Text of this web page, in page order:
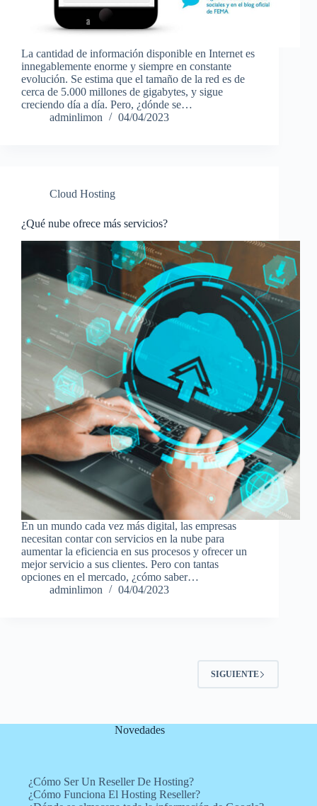
La cantidad de información disponible en Internet es
innegablemente enorme y siempre en constante
evolución. Se estima que el tamaño de la red es de
cerca de 5.000 millones de gigabytes, y sigue
creciendo día a día. Pero, ¿dónde se…
adminlimon
04/04/2023
Cloud Hosting
¿Qué nube ofrece más servicios?
En un mundo cada vez más digital, las empresas
necesitan contar con servicios en la nube para
aumentar la eficiencia en sus procesos y ofrecer un
mejor servicio a sus clientes. Pero con tantas
opciones en el mercado, ¿cómo saber…
adminlimon
04/04/2023
SIGUIENTE
Novedades
¿Cómo Ser Un Reseller De Hosting?
¿Cómo Funciona El Hosting Reseller?